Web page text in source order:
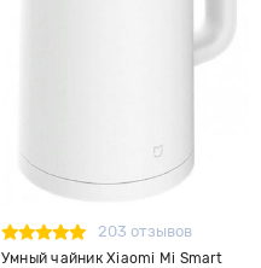
203 отзывов
Умный чайник Xiaomi Mi Smart